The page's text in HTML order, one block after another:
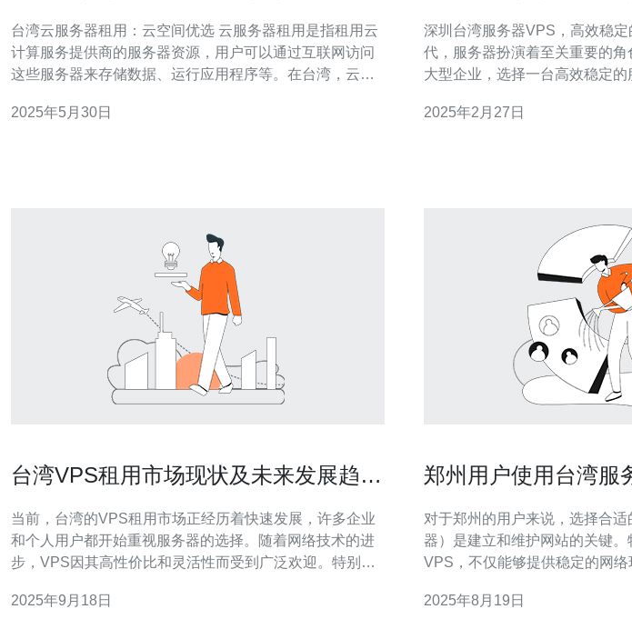
台湾云服务器租用：云空间优选 云服务器租用是指租用云
计算服务提供商的服务器资源，用户可以通过互联网访问
这些服务器来存储数据、运行应用程序等。在台湾，云服
洲云计算产业的重要发展地区，具有优越的地理位置和通
2025年5月30日
深圳台湾服务器VPS，高效稳定的选择 在当
代，服务器扮演着至关重要的
大型企业，选择一台高效稳定
稳定性和价格方面都非常出色的选择。 深圳台
2025年2月27日
台湾VPS租用市场现状及未来发展趋势
当前，台湾的VPS租用市场正经历着快速发展，许多企业
和个人用户都开始重视服务器的选择。随着网络技术的进
步，VPS因其高性价比和灵活性而受到广泛欢迎。特别是
首选的服务商。未来，随着市场需求的持续增长，台湾的
2025年9月18日
郑州用户使用台湾服
对于郑州的用户来说，选择合
器）是建立和维护网站的关键
VPS，不仅能够提供稳定的网
帮助他们更好地选择和使用台湾服务器
2025年8月19日